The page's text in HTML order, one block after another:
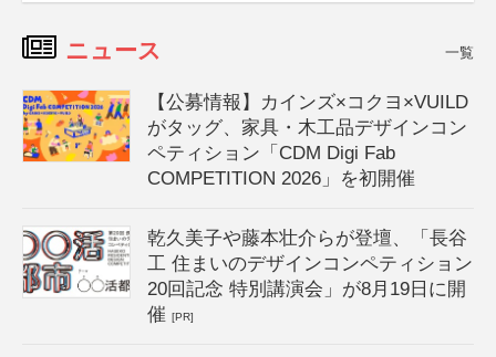
ニュース 一覧
【公募情報】カインズ×コクヨ×VUILD
がタッグ、家具・木工品デザインコン
ペティション「CDM Digi Fab
COMPETITION 2026」を初開催
乾久美子や藤本壮介らが登壇、「長谷
工 住まいのデザインコンペティション
20回記念 特別講演会」が8月19日に開
催[PR]